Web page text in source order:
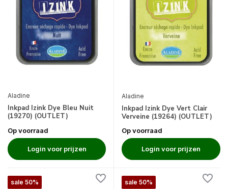
Aladine
Inkpad Izink Dye Bleu Nuit
(19270) (OUTLET)
Op voorraad
Login voor prijzen
Aladine
Inkpad Izink Dye Vert Clair
Verveine (19264) (OUTLET)
Op voorraad
Login voor prijzen
sale 50% sale 50%